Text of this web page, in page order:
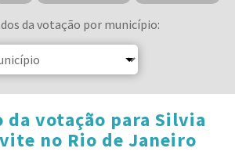
da votação por município:
da votação para Silvia
no Rio de Janeiro